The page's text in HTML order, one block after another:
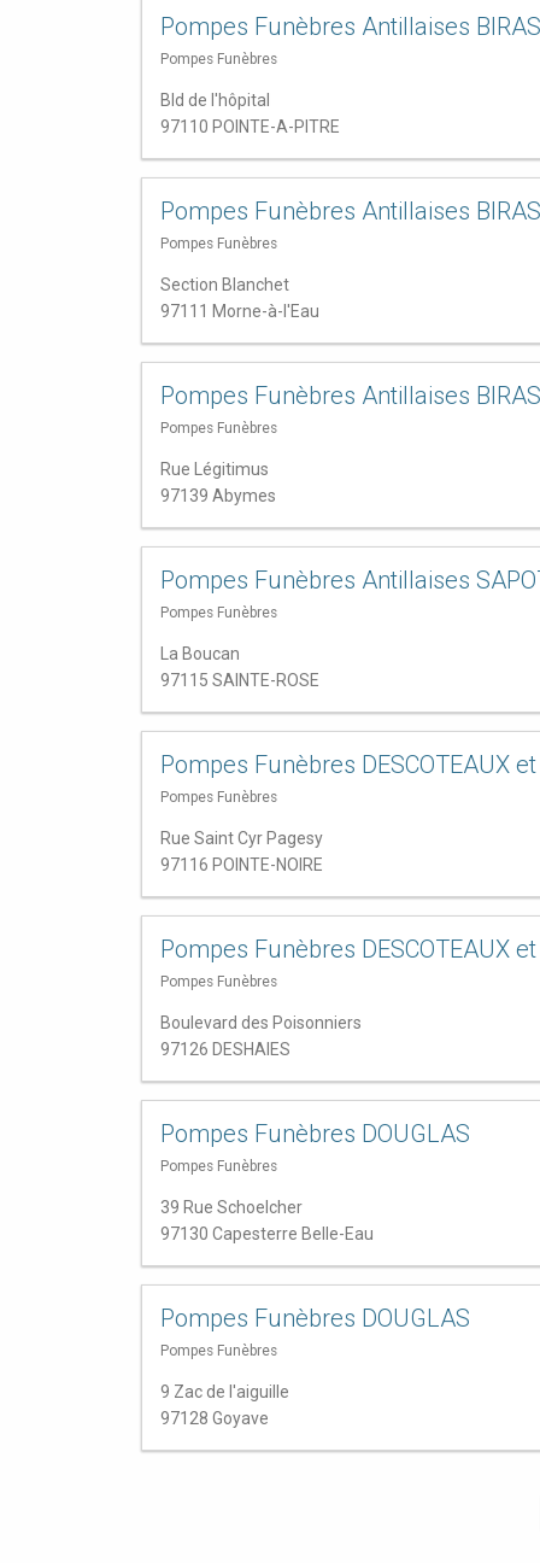
Pompes Funèbres Antillaises BIRAS
Pompes Funèbres
Bld de l'hôpital
97110 POINTE-A-PITRE
Pompes Funèbres Antillaises BIRAS
Pompes Funèbres
Section Blanchet
97111 Morne-à-l'Eau
Pompes Funèbres Antillaises BIRAS
Pompes Funèbres
Rue Légitimus
97139 Abymes
Pompes Funèbres Antillaises
Pompes Funèbres
La Boucan
97115 SAINTE-ROSE
Pompes Funèbres DESCOTEAUX
Pompes Funèbres
Rue Saint Cyr Pagesy
97116 POINTE-NOIRE
Pompes Funèbres DESCOTEAUX
Pompes Funèbres
Boulevard des Poisonniers
97126 DESHAIES
Pompes Funèbres DOUGLAS
Pompes Funèbres
39 Rue Schoelcher
97130 Capesterre Belle-Eau
Pompes Funèbres DOUGLAS
Pompes Funèbres
9 Zac de l'aiguille
97128 Goyave